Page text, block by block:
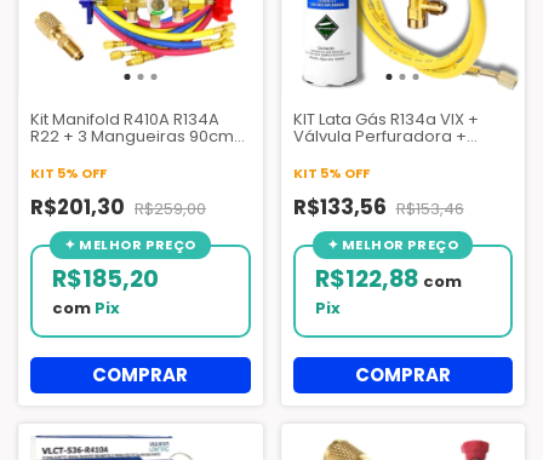
Kit Manifold R410A R134A
R22 + 3 Mangueiras 90cm
Ar Condicionado
KIT 5% OFF
R$201,30 R$259,00
R$185,20
com Pix
KIT Lata Gás R134a VIX +
Válvula Perfuradora +
KIT 5% OFF
R$133,56 R$153,46
R$122,88 com
Pix